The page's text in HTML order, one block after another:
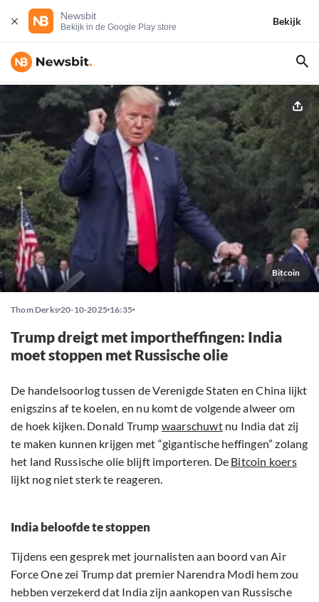
Newsbit
Bekijk in de Google Play store
Bekijk
Bitcoin
Thom Derks 20-10-2025 16:35
Trump dreigt met importheffingen: India
moet stoppen met Russische olie
De handelsoorlog tussen de Verenigde Staten en China lijkt
enigszins af te koelen, en nu komt de volgende alweer om
de hoek kijken. Donald Trump waarschuwtnu India dat zij
te maken kunnen krijgen met “gigantische heffingen” zolang
het land Russische olie blijft importeren. De Bitcoin koers
lijkt nog niet sterk te reageren.
India beloofde te stoppen
Tijdens een gesprek met journalisten aan boord van Air
Force One zei Trump dat premier Narendra Modi hem zou
hebben verzekerd dat India zijn aankopen van Russische